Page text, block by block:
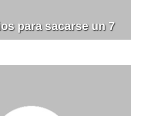
para sacarse un 7